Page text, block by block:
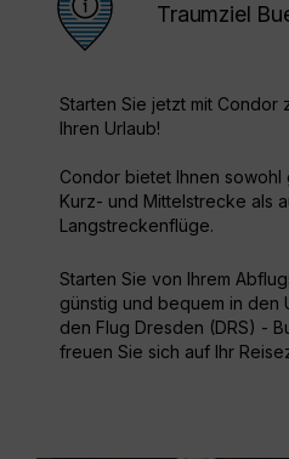
Traumziel
Starten Sie jetzt mit Condor
Ihren Urlaub!
Condor bietet Ihnen
Kurz- und Mittelstrecke als
Langstreckenflüge.
Starten Sie von Ihrem
günstig und bequem in den
den Flug Dresden (DRS) -
freuen Sie sich auf Ihr